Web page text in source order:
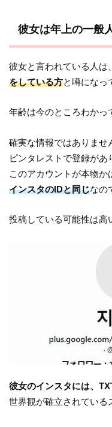
彼女は年上の一般
彼女と言われている人は
をしている方と噂になっ
年齢は今のところわかっ
確実な情報ではありませ
ピンタレストで登録があ
このアカウントが本物か
インスタのIDと同じなの
投稿している可能性は高
彼女のインスタには、
世界観が確立されている